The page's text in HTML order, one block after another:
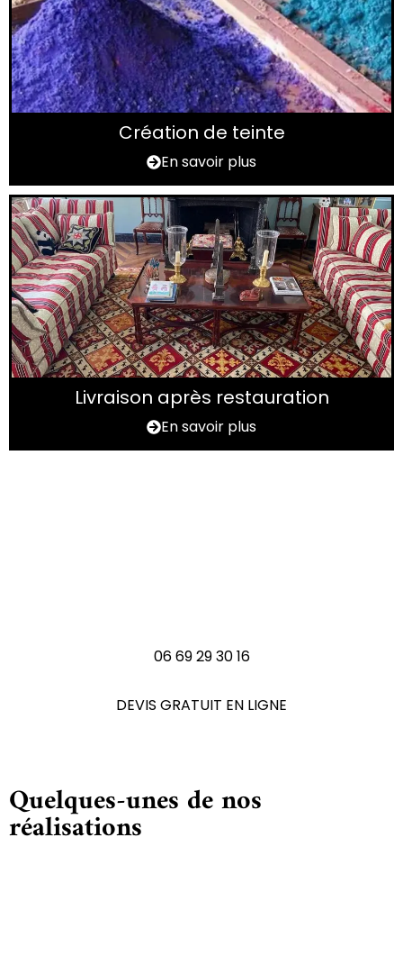
Création de teinte
En savoir plus
Livraison après restauration
En savoir plus
06 69 29 30 16
DEVIS GRATUIT EN LIGNE
Quelques-unes de nos
réalisations